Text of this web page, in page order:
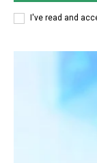
I've read and